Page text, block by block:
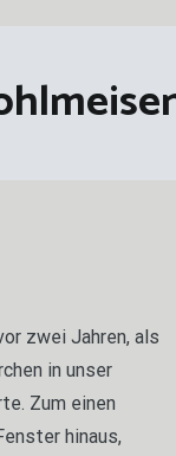
zwei Jahren, als
in unser
Zum einen
hinaus,